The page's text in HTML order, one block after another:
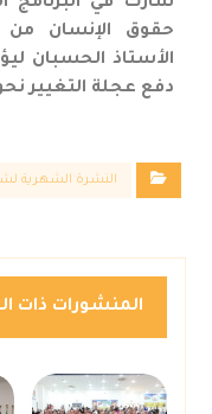
الأستاذ الحسبان
دفع عجلة التغيير
النشرة الشهرية لشهر ٩
المنشورات ذات